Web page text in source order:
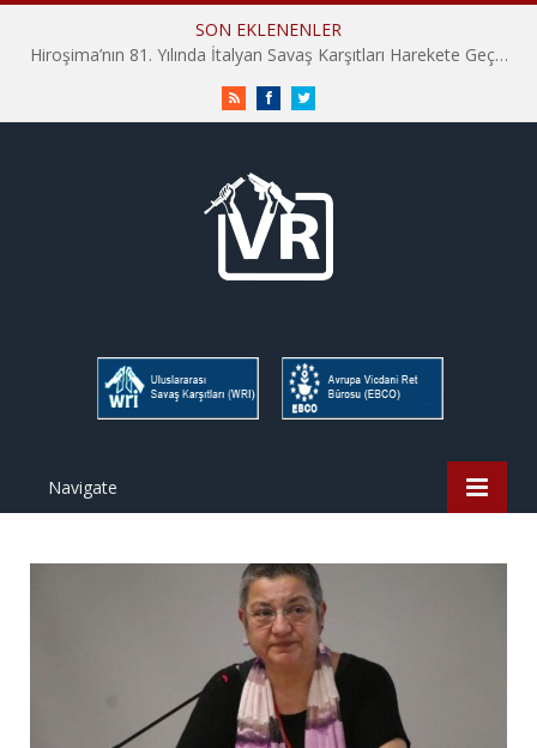
SON EKLENENLER
Hiroşima’nın 81. Yılında İtalyan Savaş Karşıtları Harekete Geçti: “Hatırlamak yeterli değil”
RSS FacebookTwitter
Navigate